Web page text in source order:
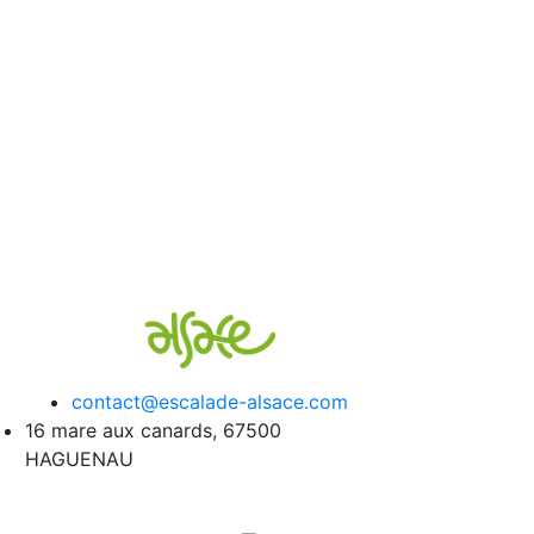
contact@escalade-alsace.com
16 mare aux canards, 67500
HAGUENAU